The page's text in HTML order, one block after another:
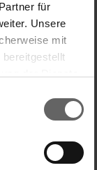
für
Unsere
mit
nutzen.
10 dni temu